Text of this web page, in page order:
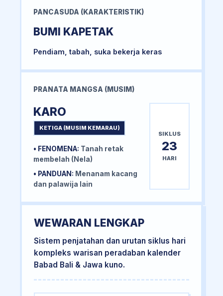
PANCASUDA (KARAKTERISTIK)
BUMI KAPETAK
Pendiam, tabah, suka bekerja keras
PRANATA MANGSA (MUSIM)
KARO
KETIGA (MUSIM KEMARAU)
• FENOMENA: Tanah retak
membelah (Nela)
• PANDUAN: Menanam kacang
dan palawija lain
SIKLUS
23
HARI
WEWARAN LENGKAP
Sistem penjatahan dan urutan siklus hari
kompleks warisan peradaban kalender
Babad Bali & Jawa kuno.